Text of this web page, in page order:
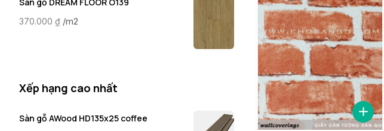
370.000 ₫ /m2
Xếp hạng cao nhất
Sàn gỗ AWood HD135x25 coffee